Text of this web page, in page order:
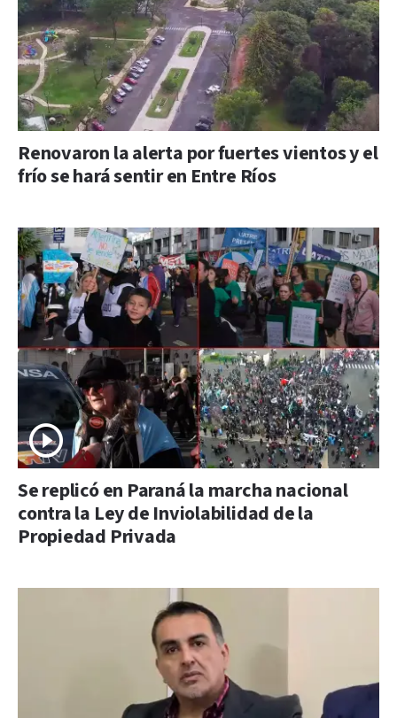
Renovaron la alerta por fuertes vientos y el
frío se hará sentir en Entre Ríos
Se replicó en Paraná la marcha nacional
contra la Ley de Inviolabilidad de la
Propiedad Privada